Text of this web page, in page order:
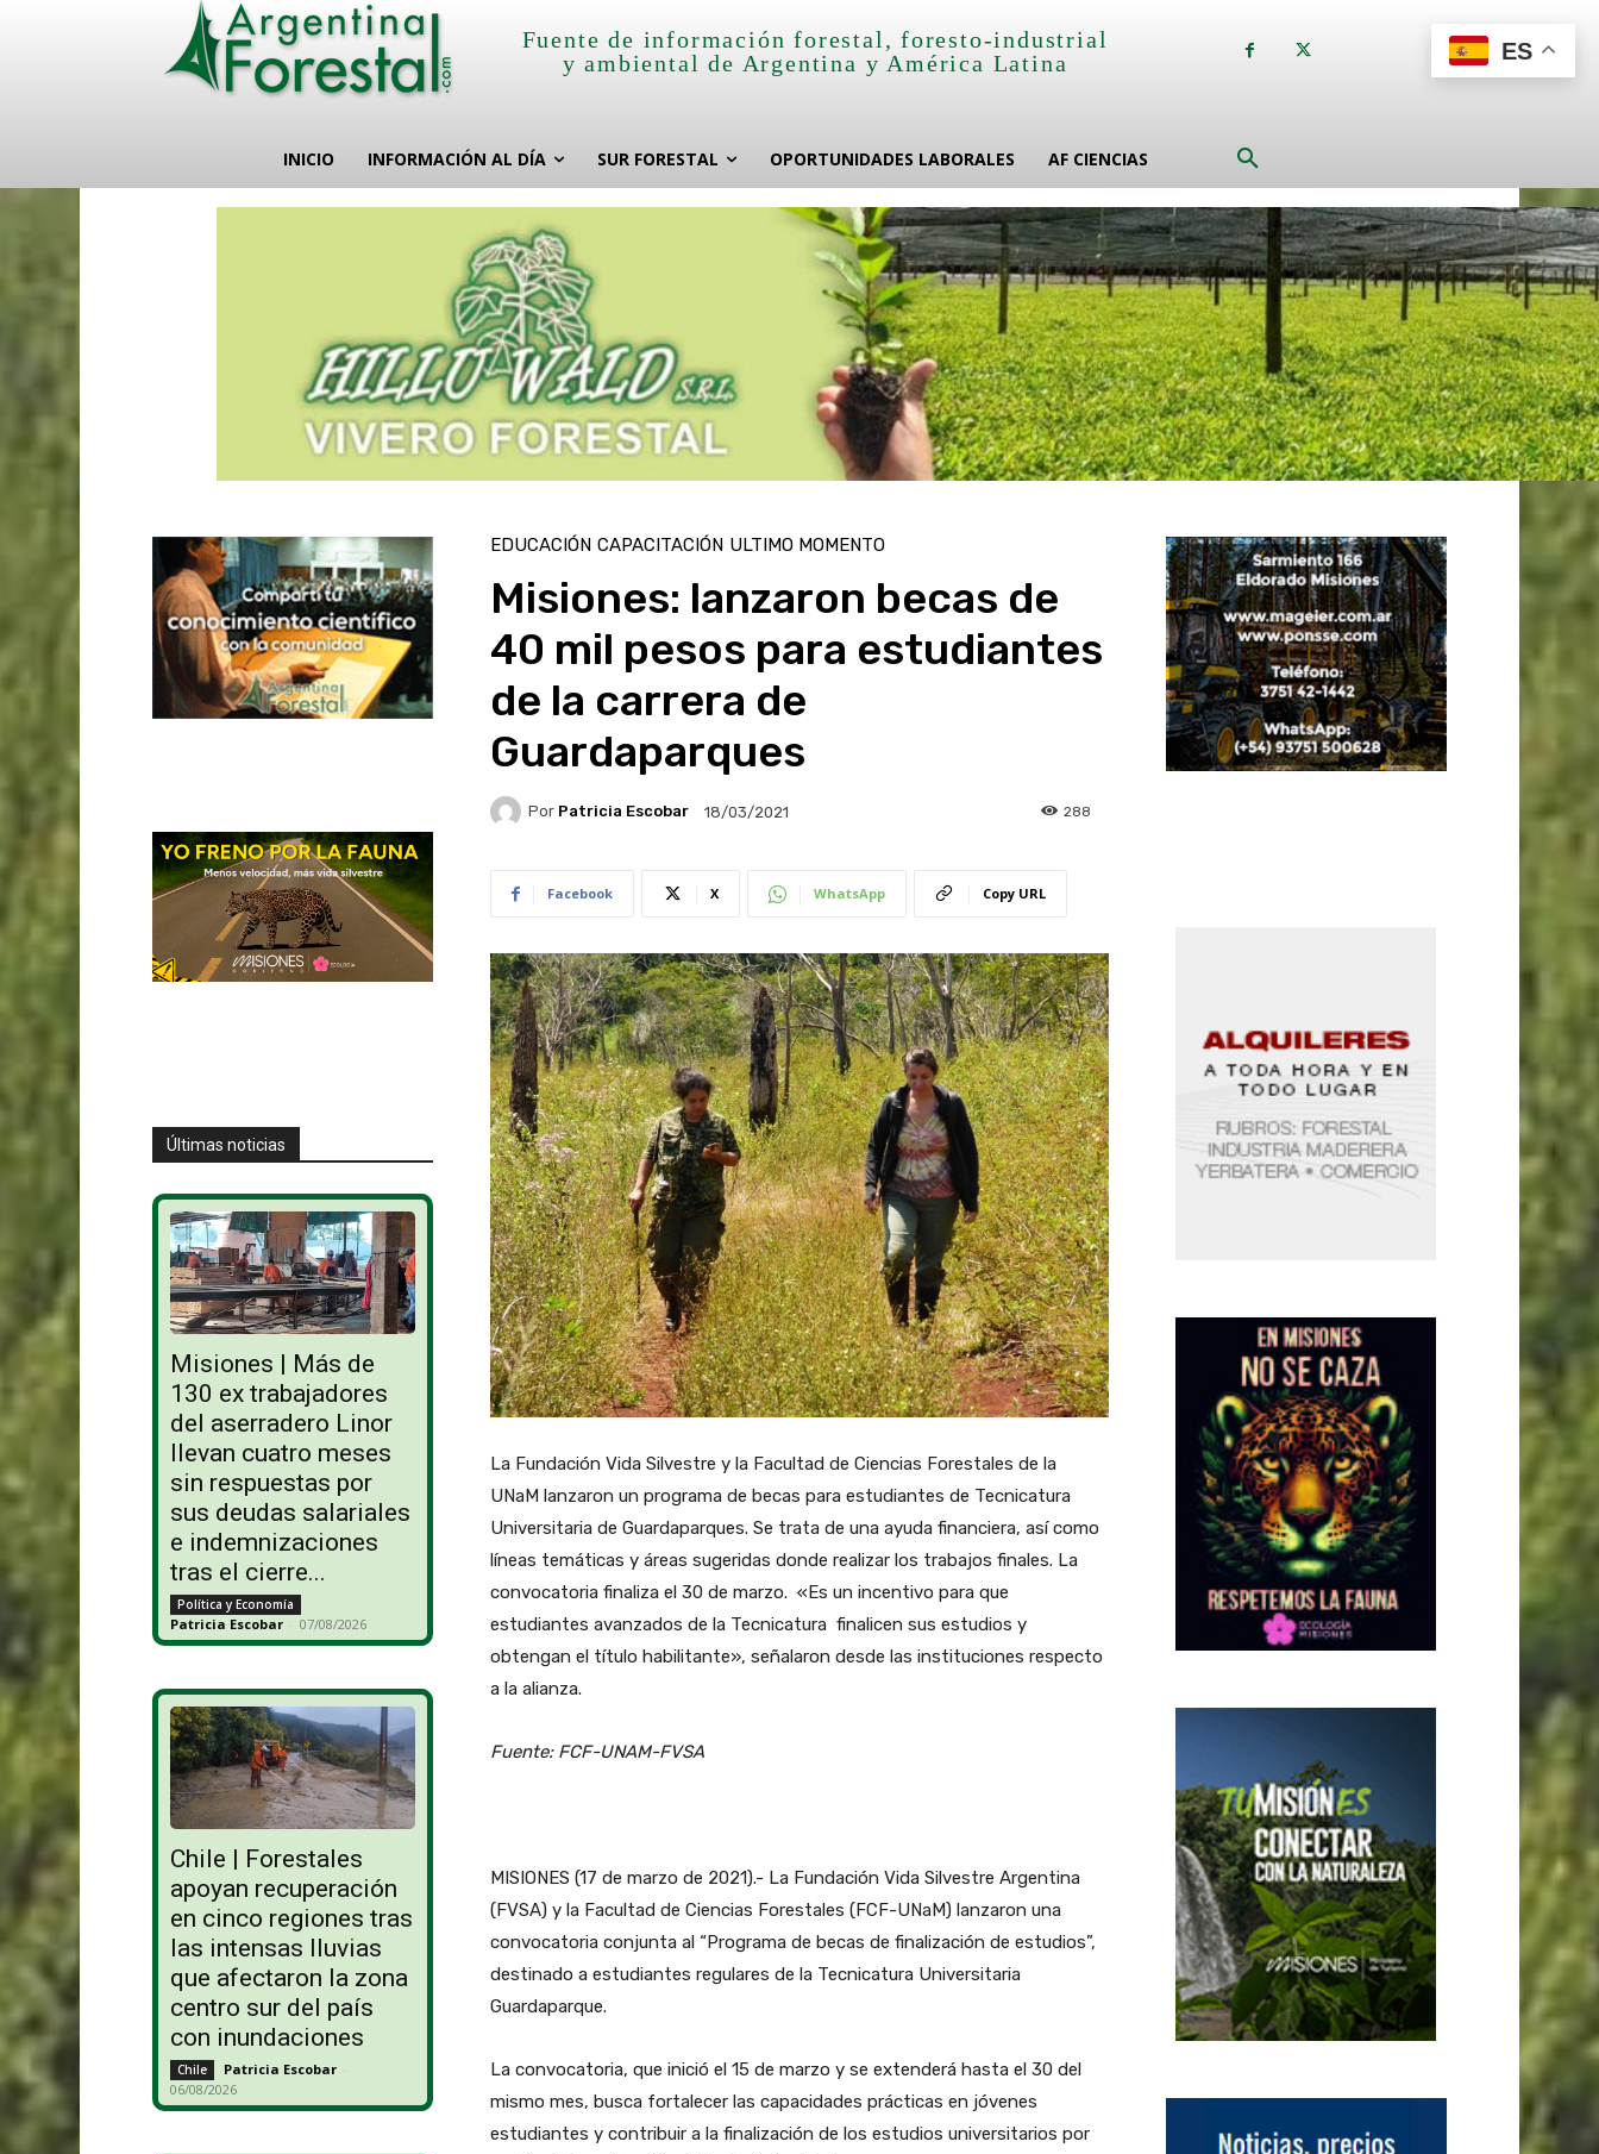
Fuente de información forestal, foresto-industrial
y ambiental de Argentina y América Latina
INICIO INFORMACIÓN AL DÍA SUR FORESTAL OPORTUNIDADES LABORALES AF CIENCIAS
Últimas noticias
Misiones | Más de
130 ex trabajadores
del aserradero Linor
llevan cuatro meses
sin respuestas por
sus deudas salariales
e indemnizaciones
tras el cierre...
Política y Economía
Patricia Escobar - 07/08/2026
Chile | Forestales
apoyan recuperación
en cinco regiones tras
las intensas lluvias
que afectaron la zona
centro sur del país
con inundaciones
Chile Patricia Escobar -
06/08/2026
EDUCACIÓN CAPACITACIÓN ULTIMO MOMENTO
Misiones: lanzaron becas de
40 mil pesos para estudiantes
de la carrera de
Guardaparques
Por Patricia Escobar 18/03/2021 288
Facebook X WhatsApp Copy URL
La Fundación Vida Silvestre y la Facultad de Ciencias Forestales de la
UNaM lanzaron un programa de becas para estudiantes de Tecnicatura
Universitaria de Guardaparques. Se trata de una ayuda financiera, así como
líneas temáticas y áreas sugeridas donde realizar los trabajos finales. La
convocatoria finaliza el 30 de marzo. «Es un incentivo para que
estudiantes avanzados de la Tecnicatura finalicen sus estudios y
obtengan el título habilitante», señalaron desde las instituciones respecto
a la alianza.
Fuente: FCF-UNAM-FVSA
MISIONES (17 de marzo de 2021).- La Fundación Vida Silvestre Argentina
(FVSA) y la Facultad de Ciencias Forestales (FCF-UNaM) lanzaron una
convocatoria conjunta al “Programa de becas de finalización de estudios”,
destinado a estudiantes regulares de la Tecnicatura Universitaria
Guardaparque.
La convocatoria, que inició el 15 de marzo y se extenderá hasta el 30 del
mismo mes, busca fortalecer las capacidades prácticas en jóvenes
estudiantes y contribuir a la finalización de los estudios universitarios por
ES